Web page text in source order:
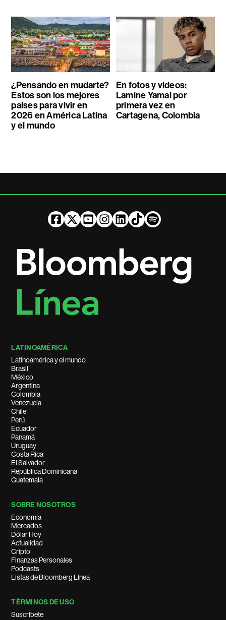
¿Pensando en mudarte?
Estos son los mejores
países para vivir en
2026 en América Latina
y el mundo
En fotos y videos:
Lamine Yamal por
primera vez en
Cartagena, Colombia
LATINOAMÉRICA
Latinoamérica y el mundo
Brasil
México
Argentina
Colombia
Venezuela
Chile
Perú
Ecuador
Panamá
Uruguay
Costa Rica
El Salvador
República Dominicana
Guatemala
SOBRE NOSOTROS
Economía
Mercados
Dólar Hoy
Actualidad
Cripto
Finanzas Personales
Podcasts
Listas de Bloomberg Línea
TÉRMINOS DE USO
Suscríbete